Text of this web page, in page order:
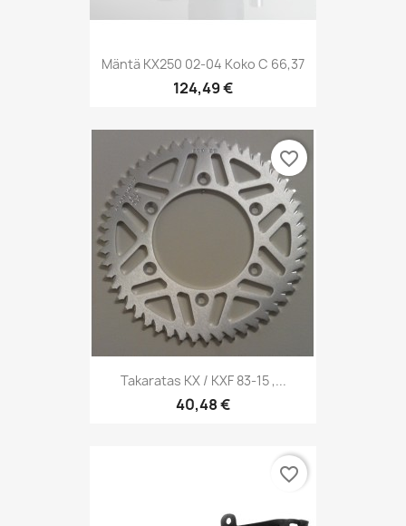
Mäntä KX250 02-04 Koko C 66,37
124,49 €
Takaratas KX / KXF 83-15 ,...
40,48 €
favorite_border
favorite_border